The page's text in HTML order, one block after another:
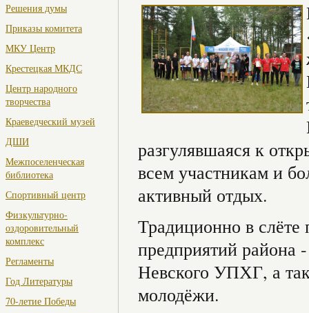
Решения думы
Приказы комитета
МКУ Центр
Крестецкая МКДС
Центр народного
творчества
Краеведческий музей
ДШИ
Межпоселенческая
библиотека
Спортивный центр
Физкультурно-
оздоровительный
комплекс
Регламенты
Год Литературы
70-летие Победы
разгулявшаяся к
всем участникам и
активный отдых.
Традиционно в слёте
предприятий
Невского УПХГ, а
молодёжи.